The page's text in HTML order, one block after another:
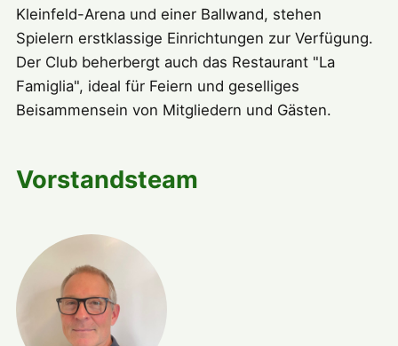
Kleinfeld-Arena und einer Ballwand, stehen
Spielern erstklassige Einrichtungen zur Verfügung.
Der Club beherbergt auch das Restaurant "La
Famiglia", ideal für Feiern und geselliges
Beisammensein von Mitgliedern und Gästen.
Vorstandsteam